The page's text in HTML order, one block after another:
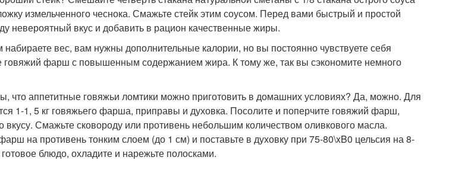
измельченного чеснока. Смажьте стейк этим соусом. Перед вами быстрый и простой
невероятный вкус и добавить в рацион качественные жиры.
набираете вес, вам нужны дополнительные калории, но вы постоянно чувствуете себя
фарш с повышенным содержанием жира. К тому же, так вы сэкономите немного
что аппетитные говяжьи ломтики можно приготовить в домашних условиях? Да, можно. Для
1-1, 5 кг говяжьего фарша, приправы и духовка. Посолите и поперчите говяжий фарш,
вкусу. Смажьте сковороду или противень небольшим количеством оливкового масла.
на противень тонким слоем (до 1 см) и поставьте в духовку при 75-80\xB0 цельсия на 8-
блюдо, охладите и нарежьте полосками.